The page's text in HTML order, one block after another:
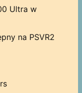
Ultra w
na PSVR2